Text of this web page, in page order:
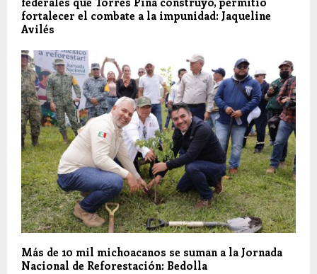
fortalecer el combate a la impunidad: Jaqueline
Avilés
Más de 10 mil michoacanos se suman a la Jornada
Nacional de Reforestación: Bedolla